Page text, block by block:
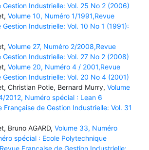
Gestion Industrielle: Vol. 25 No 2 (2006)
Volume 10, Numéro 1/1991,Revue
Gestion Industrielle: Vol. 10 No 1 (1991):
Volume 27, Numéro 2/2008,Revue
Gestion Industrielle: Vol. 27 No 2 (2008)
Volume 20, Numéro 4 / 2001,Revue
Gestion Industrielle: Vol. 20 No 4 (2001)
Christian Potie, Bernard Murry, Volume
2012, Numéro spécial : Lean 6
Française de Gestion Industrielle: Vol. 31
Bruno AGARD, Volume 33, Numéro
spécial : Ecole Polytechnique
Française de Gestion Industrielle: